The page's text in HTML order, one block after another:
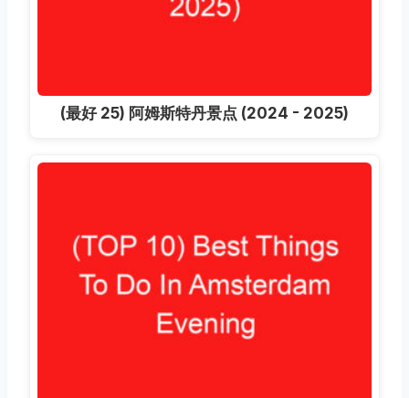
(最好 25) 阿姆斯特丹景点 (2024 - 2025)